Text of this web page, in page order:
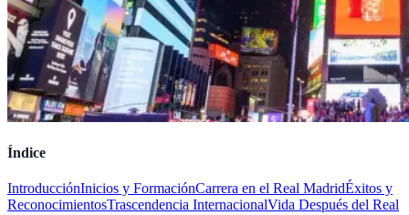
Índice
IntroducciónInicios y FormaciónCarrera en el Real MadridÉxitos y
ReconocimientosTrascendencia InternacionalVida Después del Real